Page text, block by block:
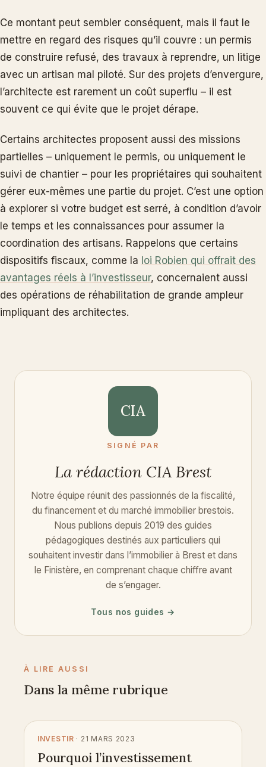
Ce montant peut sembler conséquent, mais il faut le
mettre en regard des risques qu’il couvre : un permis
de construire refusé, des travaux à reprendre, un litige
avec un artisan mal piloté. Sur des projets d’envergure,
l’architecte est rarement un coût superflu – il est
souvent ce qui évite que le projet dérape.
Certains architectes proposent aussi des missions
partielles – uniquement le permis, ou uniquement le
suivi de chantier – pour les propriétaires qui souhaitent
gérer eux-mêmes une partie du projet. C’est une option
à explorer si votre budget est serré, à condition d’avoir
le temps et les connaissances pour assumer la
coordination des artisans. Rappelons que certains
dispositifs fiscaux, comme la loi Robien qui offrait des
avantages réels à l’investisseur, concernaient aussi
des opérations de réhabilitation de grande ampleur
impliquant des architectes.
CIA
SIGNÉ PAR
La rédaction CIA Brest
Notre équipe réunit des passionnés de la fiscalité,
du financement et du marché immobilier brestois.
Nous publions depuis 2019 des guides
pédagogiques destinés aux particuliers qui
souhaitent investir dans l’immobilier à Brest et dans
le Finistère, en comprenant chaque chiffre avant
de s’engager.
Tous nos guides →
À LIRE AUSSI
Dans la même rubrique
INVESTIR · 21 MARS 2023
Pourquoi l’investissement